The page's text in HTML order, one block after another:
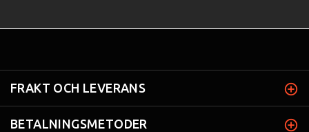
FRAKT OCH LEVERANS
BETALNINGSMETODER